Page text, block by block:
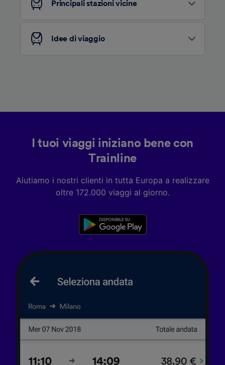
Principali stazioni vicine
Idee di viaggio
I tuoi viaggi iniziano bene con
Trainline
Aiutiamo i nostri clienti in tutta Europa a realizzare
oltre 172.000 viaggi al giorno.
Elenco dei partner (fornitori)